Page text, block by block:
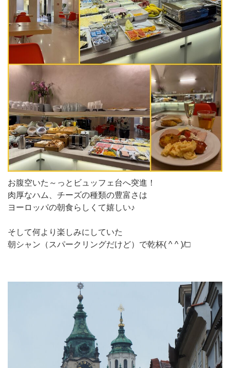
お腹空いた～っとビュッフェ台へ突進！
肉厚なハム、チーズの種類の豊富さは
ヨーロッパの朝食らしくて嬉しい♪
そして何より楽しみにしていた
朝シャン（スパークリングだけど）で乾杯( ^ ^ )/□